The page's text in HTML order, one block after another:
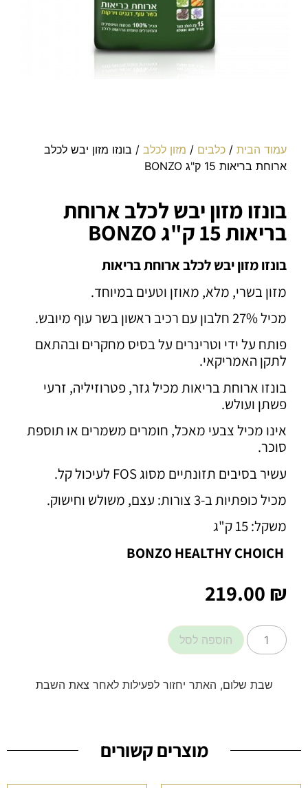
עמוד הבית /כלבים / מזון לכלב / בונזו מזון יבש לכלב
ארוחת בריאות 15 ק"ג BONZO
בונזו מזון יבש לכלב ארוחת
בריאות 15 ק"ג BONZO
בונזו מזון יבש לכלב ארוחת בריאות
מזון בשרי, מלא, מאוזן וטעים במיוחד.
מכיל 27% חלבון עם רכיב ראשון בשר עוף מיובש.
פותח על ידי וטרינרים על בסיס מחקרים ובהתאם
לתקן האמריקאי.
בונזו ארוחת בריאות מכיל גזר, פטרוזיליה, זרעי
פשתן ועולש.
אינו מכיל צבעי מאכל, חומרים משמרים או תוספת
סוכר.
עשיר בסיבים תזונתיים מסוג FOS לעיכול קל.
מכיל כופתיות ב-3 צורות: עצם, משולש וחישוק.
משקל: 15 ק"ג
219.00 ₪
הוספה לסל
שבת שלום, האתר יחזור לפעילות לאחר צאת השבת
מוצרים קשורים